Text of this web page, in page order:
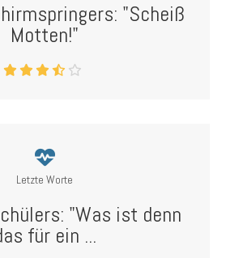
"Scheiß
Motten!"
Letzte Worte
"Was ist denn
für ein ...